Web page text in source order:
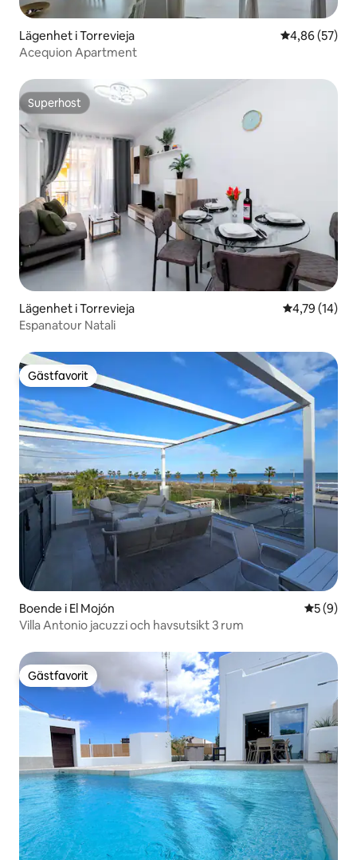
Lägenhet i Torrevieja 4,86 av 5 i
4,86 (57)
Acequion Apartment
Superhost
Superhost
Lägenhet i Torrevieja 4,79 av 5 i
4,79 (14)
Espanatour Natali
Gästfavorit
Gästfavorit
Boende i El Mojón 5 av 5 i
5 (9)
Villa Antonio jacuzzi och havsutsikt 3 rum
Gästfavorit
Gästfavorit